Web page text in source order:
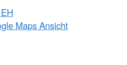
Maps Ansicht